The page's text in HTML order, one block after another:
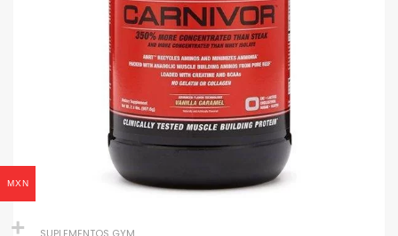
MXN